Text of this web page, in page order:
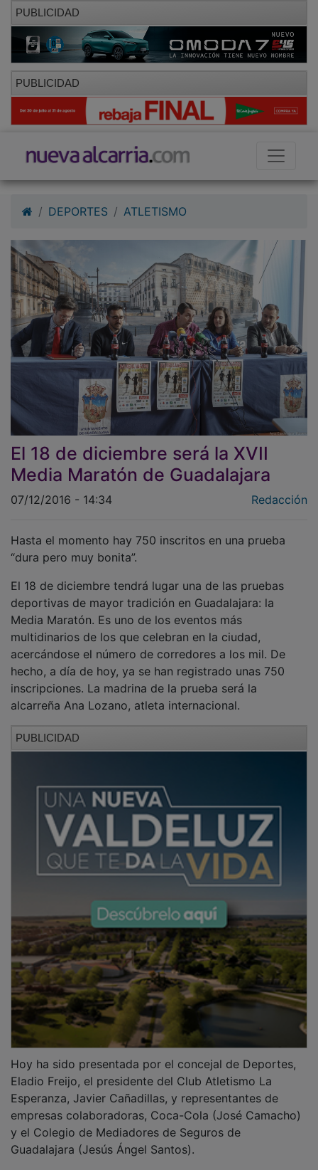
PUBLICIDAD
PUBLICIDAD
DEPORTES ATLETISMO
El 18 de diciembre será la XVII
Media Maratón de Guadalajara
07/12/2016 - 14:34 Redacción
Hasta el momento hay 750 inscritos en una prueba
“dura pero muy bonita”.
El 18 de diciembre tendrá lugar una de las pruebas
deportivas de mayor tradición en Guadalajara: la
Media Maratón. Es uno de los eventos más
multidinarios de los que celebran en la ciudad,
acercándose el número de corredores a los mil. De
hecho, a día de hoy, ya se han registrado unas 750
inscripciones. La madrina de la prueba será la
alcarreña Ana Lozano, atleta internacional.
PUBLICIDAD
Hoy ha sido presentada por el concejal de Deportes,
Eladio Freijo, el presidente del Club Atletismo La
Esperanza, Javier Cañadillas, y representantes de
empresas colaboradoras, Coca-Cola (José Camacho)
y el Colegio de Mediadores de Seguros de
Guadalajara (Jesús Ángel Santos).